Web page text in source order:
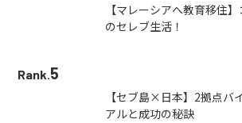
【マレーシアへ教育移住
のセレブ生活！
Rank.5
【セブ島×日本】2拠点バ
アルと成功の秘訣